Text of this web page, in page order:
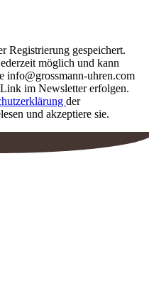
Registrierung gespeichert.
möglich und kann
info@grossmann-uhren.com
im Newsletter erfolgen.
der
und akzeptiere sie.